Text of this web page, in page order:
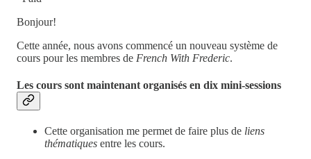
Bonjour!
Cette année, nous avons commencé un nouveau système de
cours pour les membres de French With Frederic.
Les cours sont maintenant organisés en dix mini-sessions
Cette organisation me permet de faire plus de liens
thématiques entre les cours.